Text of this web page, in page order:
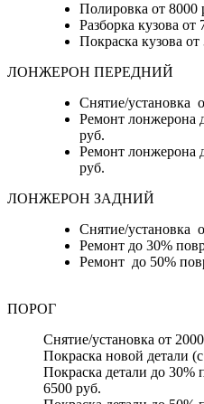
Полировка от 8000
Разборка кузова от
Покраска кузова от
ЛОНЖЕРОН ПЕРЕДНИЙ
Снятие/установка
Ремонт лонжерона
руб.
Ремонт лонжерона
руб.
ЛОНЖЕРОН ЗАДНИЙ
Снятие/установка
Ремонт до 30%
Ремонт до 50%
ПОРОГ
Снятие/установка от
Покраска новой детали
Покраска детали до 30%
6500 руб.